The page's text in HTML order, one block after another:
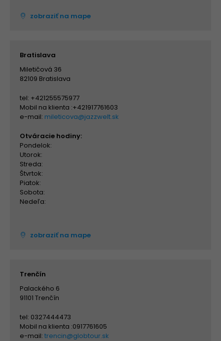
zobraziť na mape
Bratislava
Miletičová 36
82109 Bratislava
tel: +421255575977
Mobil na klienta :+421917761603
e-mail: mileticova@jazzwelt.sk
Otváracie hodiny:
Pondelok:
Utorok:
Streda:
Štvrtok:
Piatok:
Sobota:
Nedeľa:
zobraziť na mape
Trenčín
Palackého 6
91101 Trenčín
tel: 0327444473
Mobil na klienta :0917761605
e-mail: trencin@globtour.sk